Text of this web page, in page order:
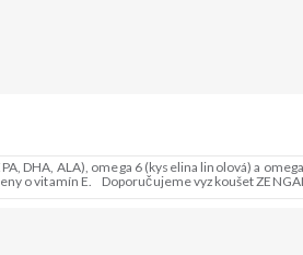
DHA, ALA), omega 6 (kyselina linolová) a
vyzkoušet ZENGANA, Omega 3, rybí olej